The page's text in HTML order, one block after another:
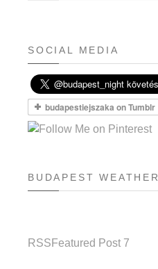
SOCIAL MEDIA
BUDAPEST WEATHER
RSS Featured Post 7